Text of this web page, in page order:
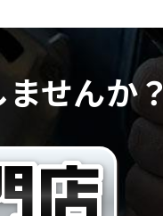
せんか？